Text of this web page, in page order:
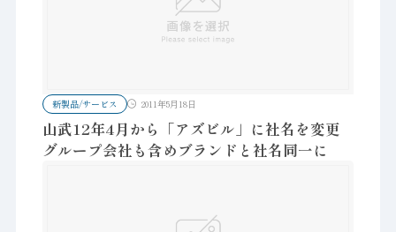
新製品/サービス 2011年5月18日
山武12年4月から「アズビル」に社名を変更
グループ会社も含めブランドと社名同一に